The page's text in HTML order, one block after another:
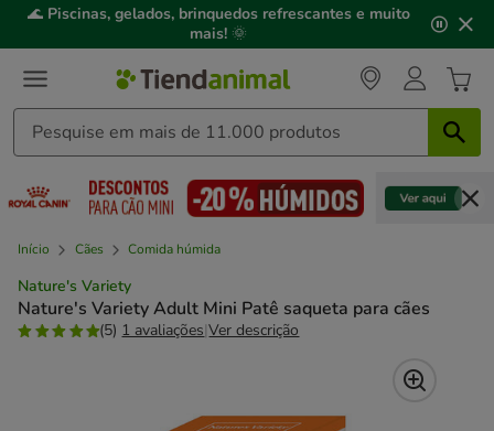
3,
mensagem,
🌊 Piscinas, gelados, brinquedos refrescantes e muito
mais! 🌞
Início Cães Comida húmida
Nature's Variety
Nature's Variety Adult Mini Patê saqueta para cães
(5) 1 avaliações|Ver descrição